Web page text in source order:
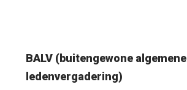
BALV (buitengewone algemene
ledenvergadering)